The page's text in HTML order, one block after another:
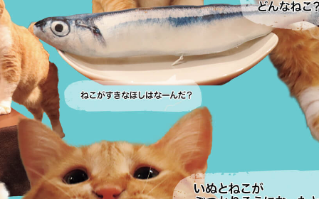
LIFESTYLE
FOLLOW US
って楽しみながら、進化するソーシャルに寄り添いたい。
何かに縛られていた時間から解き放たれつつある世代の
ライフスタイルを豊かに彩る『AdvancedTime』が発信する
情報をさらに充実し、より速やかに、活用できる
「AdvancedClub」会員組織を設けました。
「AdvancedClub」会員に登録すると、プレゼント応募情報
の一覧、プレミアムな会員限定イベント、ブランドのエクス
クルーシブアイテムの紹介など、特別なコンテンツ情報を
メールマガジンでお届け致します。更に『AdvancedTime』